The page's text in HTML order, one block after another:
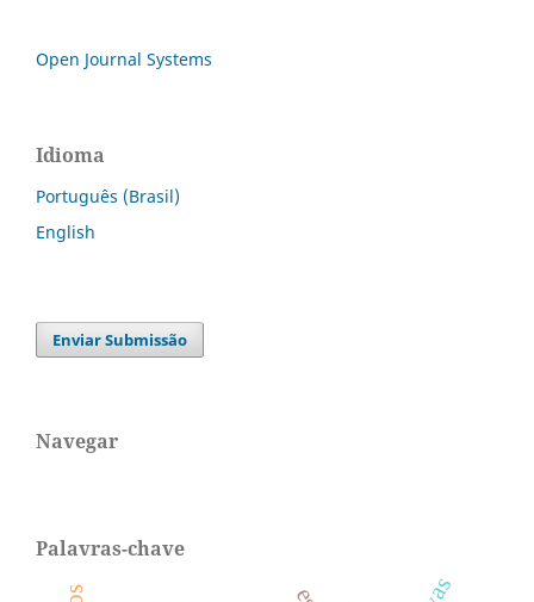
Open Journal Systems
Idioma
Português (Brasil)
English
Enviar Submissão
Navegar
Palavras-chave